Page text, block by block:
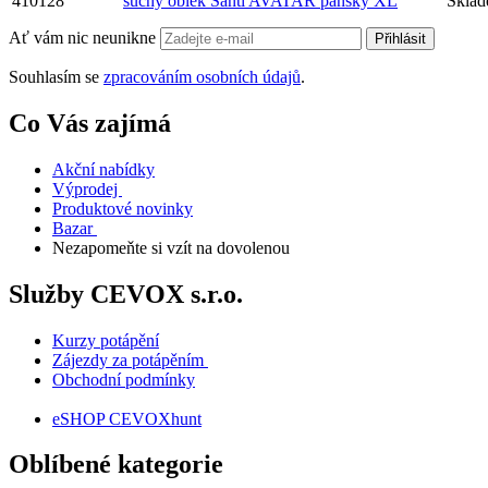
Ať vám nic neunikne Přihlásit
Souhlasím se zpracováním osobních údajů.
Co Vás zajímá
Akční nabídky
Výprodej
Produktové novinky
Bazar
Nezapomeňte si vzít na dovolenou
Služby CEVOX s.r.o.
Kurzy potápění
Zájezdy za potápěním
Obchodní podmínky
eSHOP CEVOXhunt
Oblíbené kategorie